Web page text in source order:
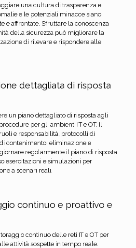
una cultura di trasparenza e
e le potenziali minacce siano
e affrontate. Sfruttare la conoscenza
della sicurezza può migliorare la
di rilevare e rispondere alle
dettagliata di risposta
un piano dettagliato di risposta agli
per gli ambienti IT e OT. Il
e responsabilità, protocolli di
contenimento, eliminazione e
regolarmente il piano di risposta
esercitazioni e simulazioni per
a scenari reali.
continuo e proattivo e
continuo delle reti IT e OT per
attività sospette in tempo reale.